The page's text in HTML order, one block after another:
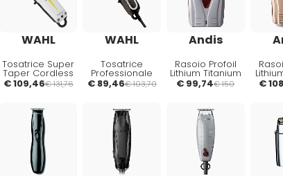
WAHL
Tosatrice Super
Taper Cordless
€ 109,46€ 131,76
WAHL
Tosatrice
Professionale
Icon
€ 89,46€ 103,70
Andis
Rasoio Profoil
Lithium Titanium
€ 99,74€ 150 €